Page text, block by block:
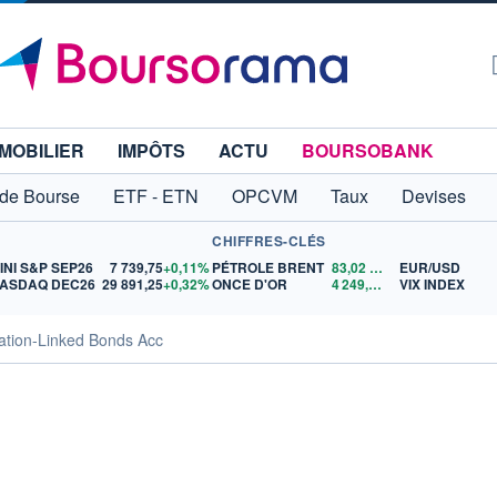
IMPÔTS ACTU
BOURSOBANK
Bourse
ETF - ETN OPCVM Taux Devises
S&P SEP26 7 739,75+0,11%
DEC26 29 891,25+0,32%
CHIFFRES-CLÉS
PÉTROLE BRENT 83,02
ONCE D'OR
4 249,56 $US
EUR/USD
VIX INDEX
Linked Bonds Acc